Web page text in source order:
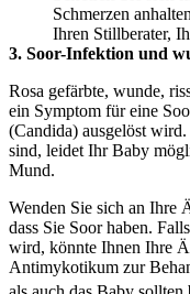
Schmerzen
Ihren Stillberater,
3. Soor-Infektion und
Rosa gefärbte, wunde,
ein Symptom für eine
(Candida) ausgelöst
sind, leidet Ihr Baby
Mund.
Wenden Sie sich an Ihre
dass Sie Soor haben.
wird, könnte Ihnen Ihre
Antimykotikum zur